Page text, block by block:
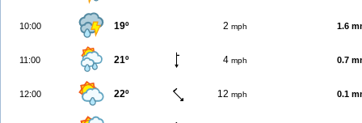
10:00 19º 2 mph 1.6
11:00 21º 4 mph 0.7
12:00 22º 12 mph 0.1